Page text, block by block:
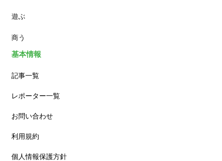
カフェ
遊ぶ
商う
基本情報
記事一覧
レポーター一覧
お問い合わせ
利用規約
個人情報保護方針